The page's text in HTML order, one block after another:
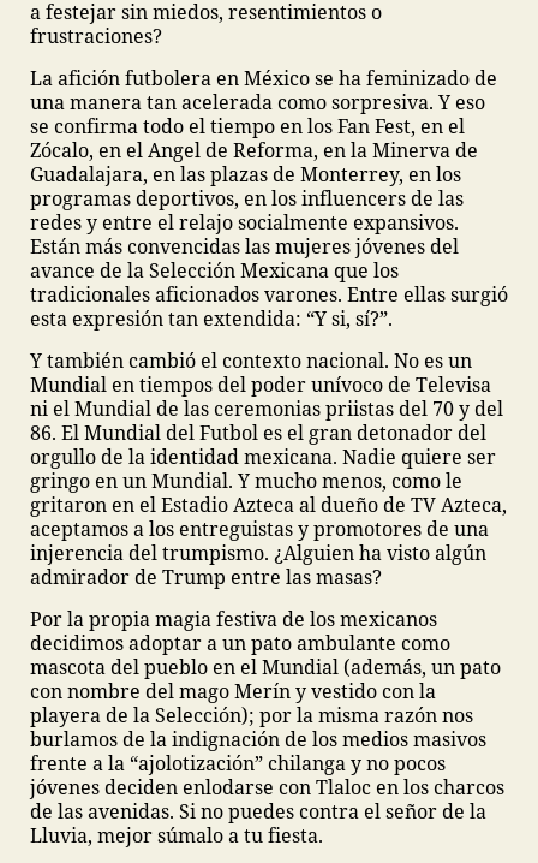
a festejar sin miedos, resentimientos o
frustraciones?
La afición futbolera en México se ha feminizado de
una manera tan acelerada como sorpresiva. Y eso
se confirma todo el tiempo en los Fan Fest, en el
Zócalo, en el Angel de Reforma, en la Minerva de
Guadalajara, en las plazas de Monterrey, en los
programas deportivos, en los influencers de las
redes y entre el relajo socialmente expansivos.
Están más convencidas las mujeres jóvenes del
avance de la Selección Mexicana que los
tradicionales aficionados varones. Entre ellas surgió
esta expresión tan extendida: “Y si, sí?”.
Y también cambió el contexto nacional. No es un
Mundial en tiempos del poder unívoco de Televisa
ni el Mundial de las ceremonias priistas del 70 y del
86. El Mundial del Futbol es el gran detonador del
orgullo de la identidad mexicana. Nadie quiere ser
gringo en un Mundial. Y mucho menos, como le
gritaron en el Estadio Azteca al dueño de TV Azteca,
aceptamos a los entreguistas y promotores de una
injerencia del trumpismo. ¿Alguien ha visto algún
admirador de Trump entre las masas?
Por la propia magia festiva de los mexicanos
decidimos adoptar a un pato ambulante como
mascota del pueblo en el Mundial (además, un pato
con nombre del mago Merín y vestido con la
playera de la Selección); por la misma razón nos
burlamos de la indignación de los medios masivos
frente a la “ajolotización” chilanga y no pocos
jóvenes deciden enlodarse con Tlaloc en los charcos
de las avenidas. Si no puedes contra el señor de la
Lluvia, mejor súmalo a tu fiesta.